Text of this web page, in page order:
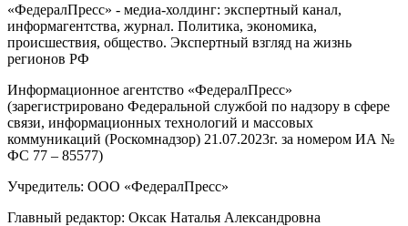
«ФедералПресс» - медиа-холдинг: экспертный канал,
информагентства, журнал. Политика, экономика,
происшествия, общество. Экспертный взгляд на жизнь
регионов РФ
Информационное агентство «ФедералПресс»
(зарегистрировано Федеральной службой по надзору в сфере
связи, информационных технологий и массовых
коммуникаций (Роскомнадзор) 21.07.2023г. за номером ИА №
ФС 77 – 85577)
Учредитель: ООО «ФедералПресс»
Главный редактор: Оксак Наталья Александровна